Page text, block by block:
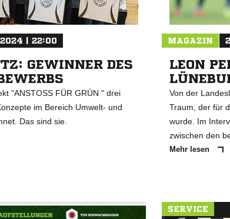
| 22:00
GEWINNER DES
"ANSTOSS FÜR GRÜN " drei
im Bereich Umwelt- und
Das sind sie.
MAGAZIN
LEON
Von der
Traum, der für
wurde. Im
zwischen den
Mehr lesen
SERVICE